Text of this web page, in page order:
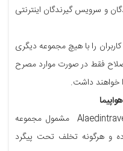
و سرویس گیرندگان اینترنتی
را با هیچ مجموعه‌ دیگری
فقط در صورت موارد مصرح
خواهند داشت.
1-عملیات خرید بلیط در وب سایت Alaedintravel.ir مشمول مجموعه‌
و هرگونه تخلف تحت پیگرد